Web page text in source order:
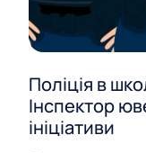
Поліція в
Інспектор
ініціативи